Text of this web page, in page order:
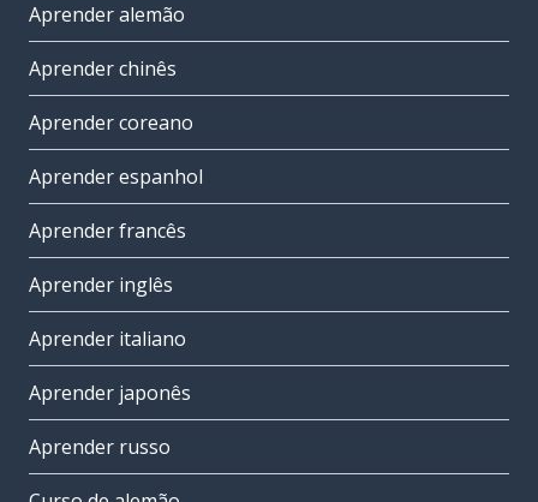
Aprender alemão
Aprender chinês
Aprender coreano
Aprender espanhol
Aprender francês
Aprender inglês
Aprender italiano
Aprender japonês
Aprender russo